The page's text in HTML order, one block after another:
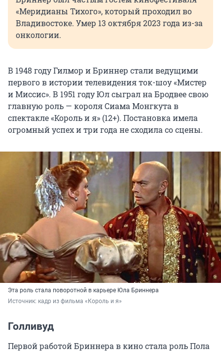
«Меридианы Тихого», который проходил во
Владивостоке. Умер 13 октября 2023 года из-за
онкологии.
В 1948 году Гилмор и Бриннер стали ведущими
первого в истории телевидения ток-шоу «Мистер
и Миссис». В 1951 году Юл сыграл на Бродвее свою
главную роль — короля Сиама Монгкута в
спектакле «Король и я» (12+). Постановка имела
огромный успех и три года не сходила со сцены.
Эта роль стала поворотной в карьере Юла Бриннера
Источник: кадр из фильма «Король и я»
Голливуд
Первой работой Бриннера в кино стала роль Пола